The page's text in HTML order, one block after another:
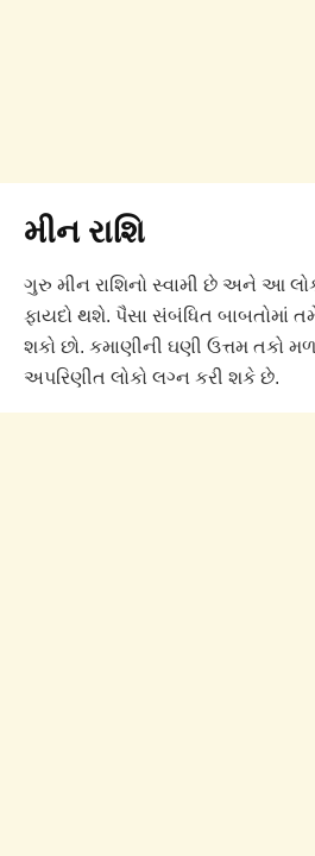
મીન રાશિ
ગુરુ મીન રાશિનો સ્વામી છે અને આ
ફાયદો થશે. પૈસા સંબંધિત બાબતોમાં
શકો છો. કમાણીની ઘણી ઉત્તમ તકો
અપરિણીત લોકો લગ્ન કરી શકે છે.